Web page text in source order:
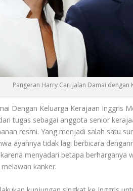
Pangeran Harry Cari Jalan Damai dengan
Dengan Keluarga Kerajaan Inggris
tugas sebagai anggota senior
resmi. Yang menjadi salah satu
ayahnya tidak lagi berbicara
menyadari betapa berharganya
kanker.